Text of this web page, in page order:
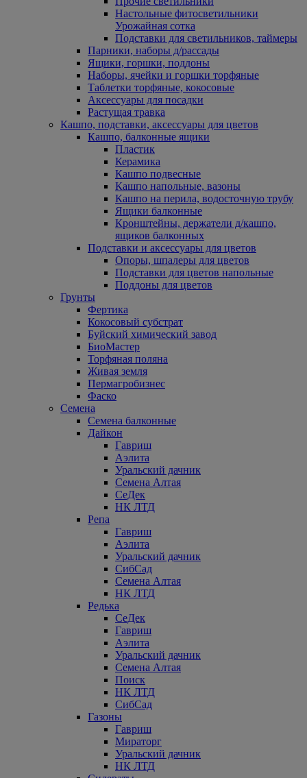
Настольные фитосветильники
Урожайная сотка
Подставки для светильников, таймеры
Парники, наборы д/рассады
Ящики, горшки, поддоны
Наборы, ячейки и горшки торфяные
Таблетки торфяные, кокосовые
Аксессуары для посадки
Растущая травка
Кашпо, подставки, аксессуары для цветов
Кашпо, балконные ящики
Пластик
Керамика
Кашпо подвесные
Кашпо напольные, вазоны
Кашпо на перила, водосточную трубу
Ящики балконные
Кронштейны, держатели д/кашпо,
ящиков балконных
Подставки и аксессуары для цветов
Опоры, шпалеры для цветов
Подставки для цветов напольные
Поддоны для цветов
Грунты
Фертика
Кокосовый субстрат
Буйский химический завод
БиоМастер
Торфяная поляна
Живая земля
Пермагробизнес
Фаско
Семена
Семена балконные
Дайкон
Гавриш
Аэлита
Уральский дачник
Семена Алтая
СеДек
НК ЛТД
Репа
Гавриш
Аэлита
Уральский дачник
СибСад
Семена Алтая
НК ЛТД
Редька
СеДек
Гавриш
Аэлита
Уральский дачник
Семена Алтая
Поиск
НК ЛТД
СибСад
Газоны
Гавриш
Мираторг
Уральский дачник
НК ЛТД